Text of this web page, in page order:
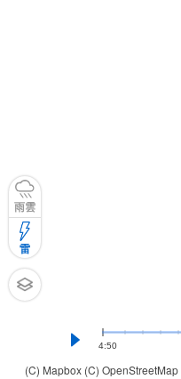
(C) Mapbox (C) OpenStreetMap
雨雲
雷
4:50